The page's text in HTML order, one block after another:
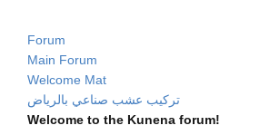
Forum
Main Forum
Welcome Mat
تركيب عشب صناعي بالرياض
Welcome to the Kunena forum!